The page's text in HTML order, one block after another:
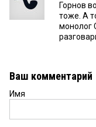
Горнов
тоже. А
монолог
Ваш комментарий
Имя